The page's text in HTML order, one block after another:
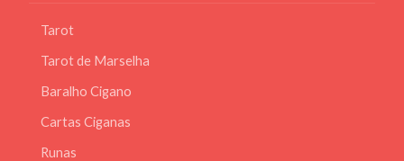
Tarot
Tarot de Marselha
Baralho Cigano
Cartas Ciganas
Runas